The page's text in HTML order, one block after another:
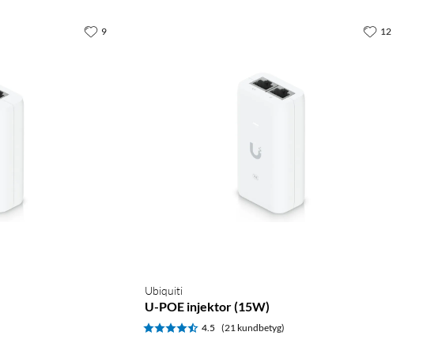
9
Ubiquiti
U-POE injektor (15W)
4.5 (21 kundbetyg)
12